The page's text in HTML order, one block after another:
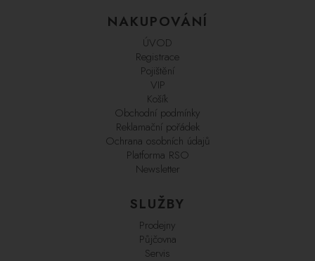
NAKUPOVÁNÍ
ÚVOD
Registrace
Pojištění
VIP
Košík
Obchodní podmínky
Reklamační pořádek
Ochrana osobních údajů
Platforma RSO
Newsletter
SLUŽBY
Prodejny
Půjčovna
Servis